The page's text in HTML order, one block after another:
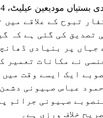
تبوح کے علاقے
تصدیق کی گئی ہے کہ
جہاں پر بنیادی
نے مکانات تعمیر
ایک ایسے وقت
عباس صہیونی
صہیونی جرائم
خلاف ورزی ہے۔